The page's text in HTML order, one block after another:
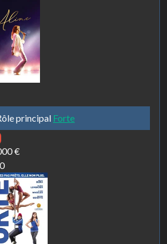
principal Forte
€